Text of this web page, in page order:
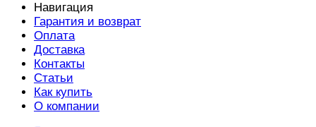
Навигация
Гарантия и возврат
Оплата
Доставка
Контакты
Статьи
Как купить
О компании